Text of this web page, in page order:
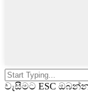
වැසීමට ESC